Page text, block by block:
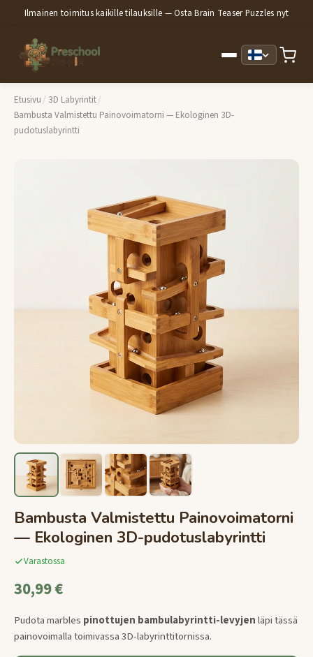
Ilmainen toimitus kaikille tilauksille — Osta Brain Teaser Puzzles nyt
Etusivu / 3D Labyrintit/
Bambusta Valmistettu Painovoimatorni — Ekologinen 3D-
pudotuslabyrintti
Bambusta Valmistettu Painovoimatorni
— Ekologinen 3D-pudotuslabyrintti
Varastossa
30,99 €
Pudota marbles pinottujen bambulabyrintti-levyjenläpi tässä
painovoimalla toimivassa 3D-labyrinttitornissa.